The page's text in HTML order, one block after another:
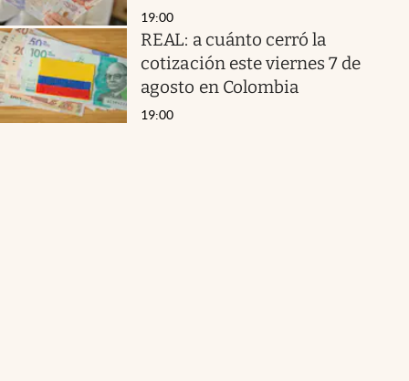
19:00
REAL: a cuánto cerró la
cotización este viernes 7 de
agosto en Colombia
19:00